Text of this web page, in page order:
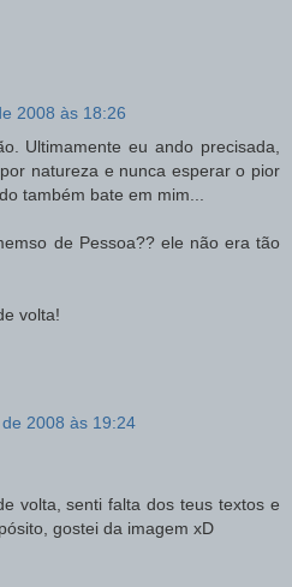
2008 às 18:26
Ultimamente eu ando precisada,
natureza e nunca esperar o pior
também bate em mim...
de Pessoa?? ele não era tão
volta!
2008 às 19:24
volta, senti falta dos teus textos e
gostei da imagem xD